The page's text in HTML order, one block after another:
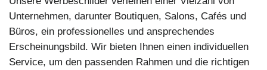
Unternehmen, darunter Boutiquen, Salons, Cafés und
Büros, ein professionelles und ansprechendes
Erscheinungsbild. Wir bieten Ihnen einen individuellen
Service, um den passenden Rahmen und die richtigen